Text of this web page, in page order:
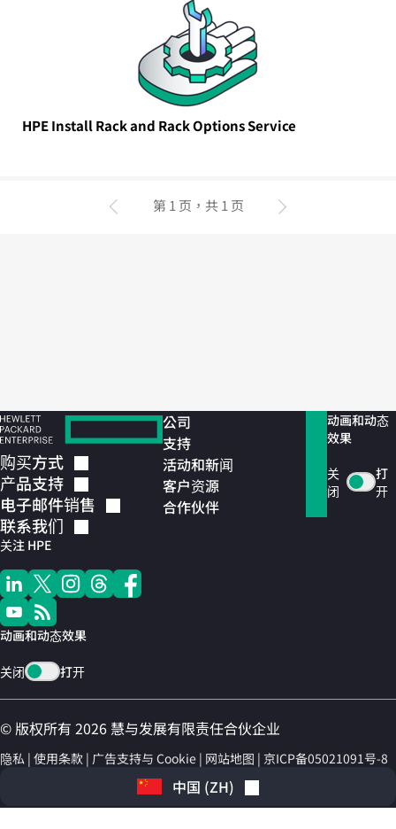
HPE Install Rack and Rack Options Service
第 1 页，共 1 页
购买方式
产品支持
电子邮件销售
联系我们
关注 HPE
动画和动态效果
关闭 打开
公司
支持
活动和新闻
客户资源
合作伙伴
动画和动态
效果
关
闭
打
开
© 版权所有 2026 慧与发展有限责任合伙企业
隐私 使用条款 广告支持与 Cookie 网站地图 京ICP备05021091号-8
中国 (ZH)